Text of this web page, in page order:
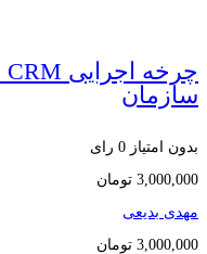
سازمان
بدون امتیاز 0 رای
3,000,000 تومان
مهدی بدیعی
3,000,000 تومان